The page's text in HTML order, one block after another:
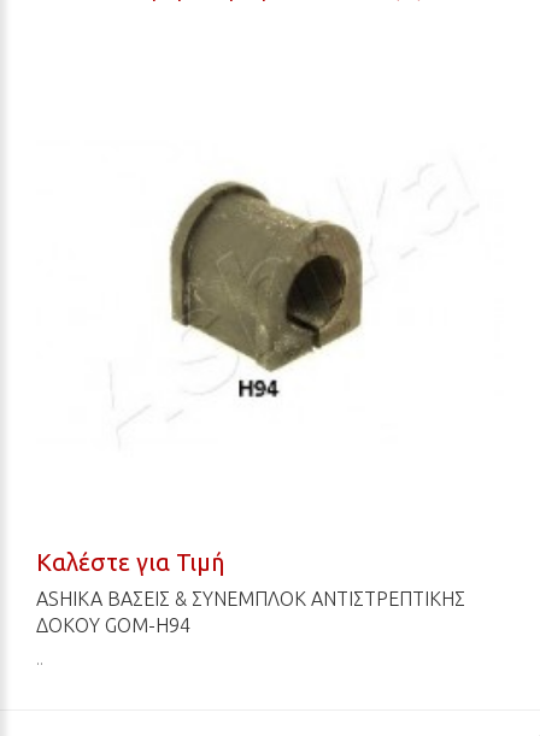
Καλέστε για Τιμή
ASHIKA ΒΆΣΕΙΣ & ΣΥΝΕΜΠΛΌΚ ΑΝΤΙΣΤΡΕΠΤΙΚΉΣ
ΔΟΚΟΎ GOM-H94
..